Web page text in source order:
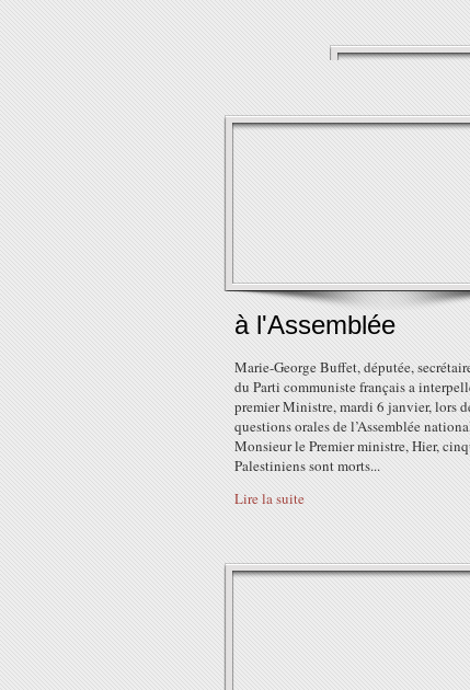
à l'Assemblée
Marie-George Buffet, députée,
du Parti communiste français a
premier Ministre, mardi 6 janvier, lors
questions orales de l’Assemblée
Monsieur le Premier ministre, Hier,
Palestiniens sont morts...
Lire la suite